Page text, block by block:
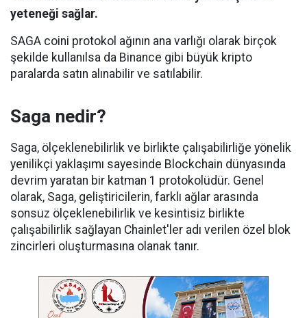
yeteneği sağlar.
SAGA coini protokol ağının ana varlığı olarak birçok
şekilde kullanılsa da Binance gibi büyük kripto
paralarda satın alınabilir ve satılabilir.
Saga nedir?
Saga, ölçeklenebilirlik ve birlikte çalışabilirliğe yönelik
yenilikçi yaklaşımı sayesinde Blockchain dünyasında
devrim yaratan bir katman 1 protokolüdür. Genel
olarak, Saga, geliştiricilerin, farklı ağlar arasında
sonsuz ölçeklenebilirlik ve kesintisiz birlikte
çalışabilirlik sağlayan Chainlet'ler adı verilen özel blok
zincirleri oluşturmasına olanak tanır.